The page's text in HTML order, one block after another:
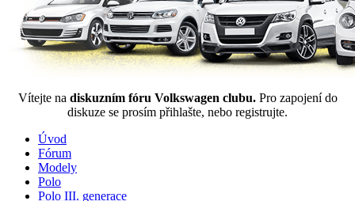
Vítejte na diskuzním fóru Volkswagen clubu. Pro zapojení do
diskuze se prosím přihlašte, nebo registrujte.
Úvod
Fórum
Modely
Polo
Polo III. generace